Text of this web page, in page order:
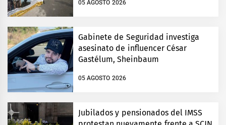
05 AGOSTO 2026
Gabinete de Seguridad investiga
asesinato de influencer César
Gastélum, Sheinbaum
05 AGOSTO 2026
Jubilados y pensionados del IMSS